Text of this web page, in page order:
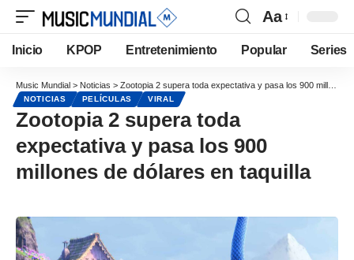
Aa
Inicio KPOP Entretenimiento Popular Series
Music Mundial > Noticias > Zootopia 2 supera toda expectativa y pasa los 900 millones de dólares en taquilla
NOTICIAS PELÍCULAS VIRAL
Zootopia 2 supera toda
expectativa y pasa los 900
millones de dólares en taquilla